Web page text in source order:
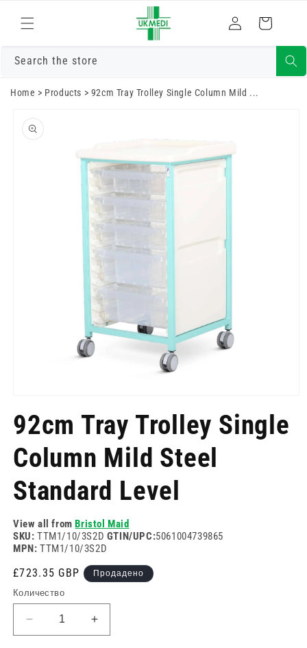
към
съдържанието
Влизам Количка
Search the store
Home > Products > 92cm Tray Trolley Single Column Mild ...
информацията
за продукта
1
в
режим
92cm Tray Trolley Single
Column Mild Steel
Standard Level
View all fromBristol Maid
SKU: TTM1/10/3S2D GTIN/UPC:5061004739865
MPN: TTM1/10/3S2D
Редовна
цена
£723.35 GBP Продадено
Количество
Намаляване
на
Увеличете
количеството